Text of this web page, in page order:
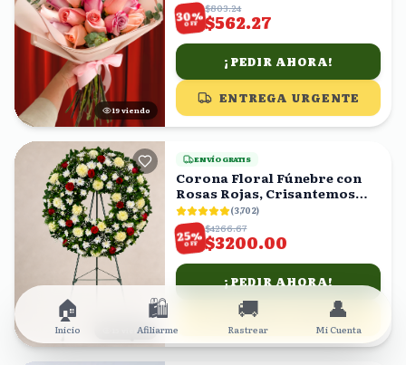
20 viendo
30%
OFF
$803.24
$562.27
¡PEDIR AHORA!
ENTREGA URGENTE
viendo
ENVÍO GRATIS
Corona Floral Fúnebre con
Rosas Rojas, Crisantemos
Blancos y Amarillos
(3,702)
25%
OFF
$4266.67
$3200.00
¡PEDIR AHORA!
ENTREGA URGENTE
🏠
Inicio
🛍️
Afiliarme
🚚
Rastrear
👤
Mi Cuenta